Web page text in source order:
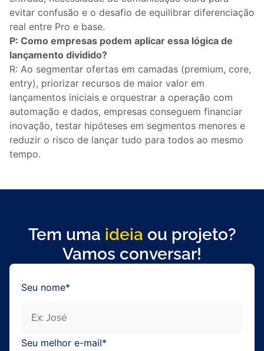
evitar confusão e o desafio de equilibrar diferenciação
real entre Pro e base.
P: Como empresas podem aplicar essa lógica de
lançamento dividido?
R: Ao segmentar ofertas em camadas (premium, core,
entry), priorizar recursos de maior valor em
lançamentos iniciais e orquestrar a operação com
automação e dados, empresas conseguem financiar
inovação, testar hipóteses em segmentos menores e
reduzir o risco de lançar tudo para todos ao mesmo
tempo.
Tem uma ideia ou projeto?
Vamos conversar!
Seu nome*
Seu melhor e-mail*